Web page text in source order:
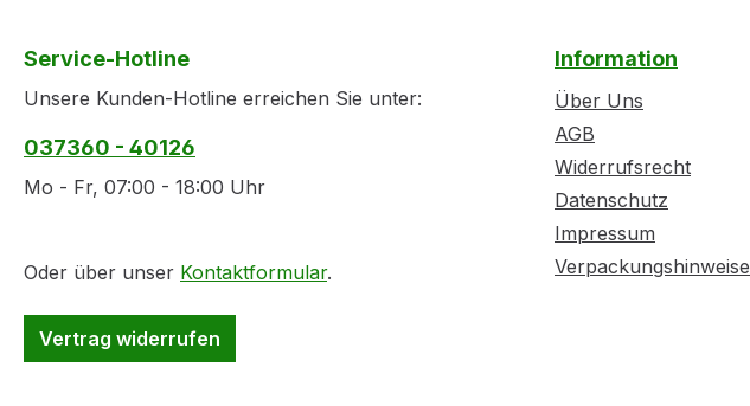
Service-Hotline
Unsere Kunden-Hotline erreichen Sie unter:
037360 - 40126
Mo - Fr, 07:00 - 18:00 Uhr
Oder über unser Kontaktformular.
Vertrag widerrufen
Information
Über Uns
AGB
Widerrufsrecht
Datenschutz
Impressum
Verpackungshinweise